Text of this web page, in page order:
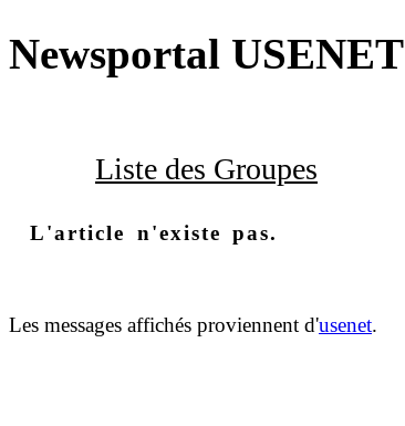
Newsportal USENET
Liste des Groupes
L'article n'existe pas.
Les messages affichés proviennent d'usenet.